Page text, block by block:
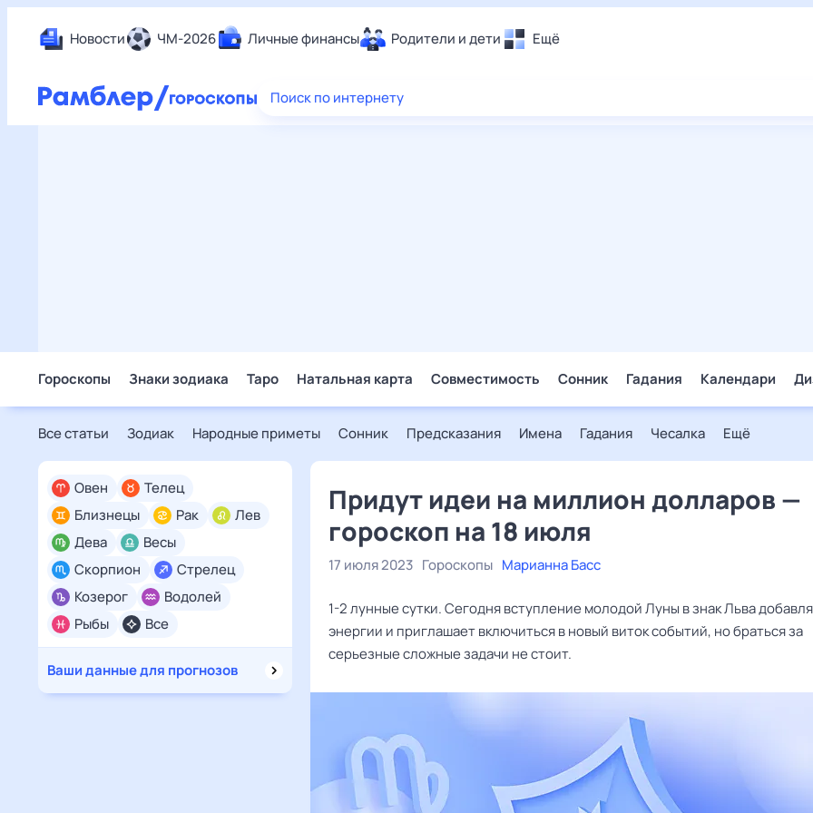
Новости ЧМ-2026 Личные финансы Родители и дети Ещё
Еда
Поиск по интернету
Гороскопы Знаки зодиака Таро Натальная карта Совместимость Сонник Гадания Календари
Все статьи Зодиак Народные приметы Сонник Предсказания Имена Гадания Чесалка Ещё
Все
Овен
Телец
Близнецы
Рак
Лев
Дева
Весы
Скорпион
Стрелец
Козерог
Водолей
Рыбы
Ваши данные для прогнозов
Придут идеи на миллион долларов —
гороскоп на 18 июля
17 июля 2023 Гороскопы Марианна Басс
1-2 лунные сутки. Сегодня вступление молодой Луны в знак Льва
энергии и приглашает включиться в новый виток событий, но браться за
серьезные сложные задачи не стоит.